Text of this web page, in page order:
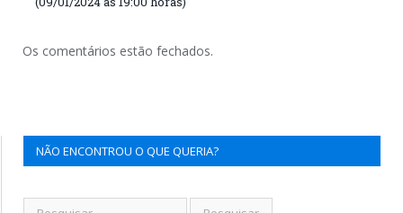
Os comentários estão fechados.
NÃO ENCONTROU O QUE QUERIA?